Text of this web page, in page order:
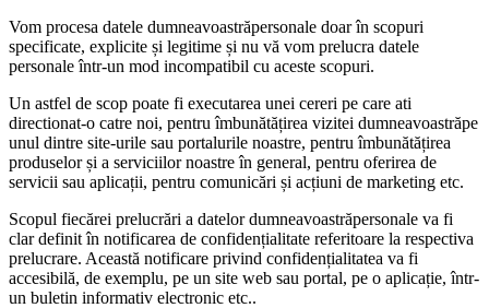
Vom procesa datele dumneavoastrăpersonale doar în scopuri
specificate, explicite și legitime și nu vă vom prelucra datele
personale într-un mod incompatibil cu aceste scopuri.
Un astfel de scop poate fi executarea unei cereri pe care ati
directionat-o catre noi, pentru îmbunătățirea vizitei dumneavoastrăpe
unul dintre site-urile sau portalurile noastre, pentru îmbunătățirea
produselor și a serviciilor noastre în general, pentru oferirea de
servicii sau aplicații, pentru comunicări și acțiuni de marketing etc.
Scopul fiecărei prelucrări a datelor dumneavoastrăpersonale va fi
clar definit în notificarea de confidențialitate referitoare la respectiva
prelucrare. Această notificare privind confidențialitatea va fi
accesibilă, de exemplu, pe un site web sau portal, pe o aplicație, într-
un buletin informativ electronic etc..